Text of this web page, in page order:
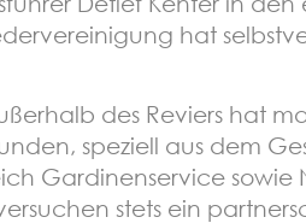
hat
des Reviers hat
speziell aus dem
Gardinenservice
stets ein